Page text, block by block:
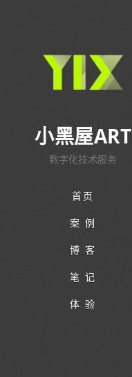
小黑屋ART
数字化技术服务
首页
案 例
博 客
笔 记
体 验